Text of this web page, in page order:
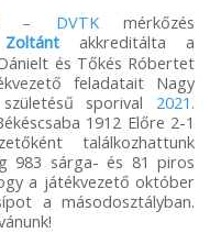
– DVTKmérkőzés
akkreditálta a
és Tőkés Róbertet
feladatait Nagy
sporival 2021.
1912 Előre 2-1
találkozhattunk
983 sárga- és 81 piros
a játékvezető október
a másodosztályban.